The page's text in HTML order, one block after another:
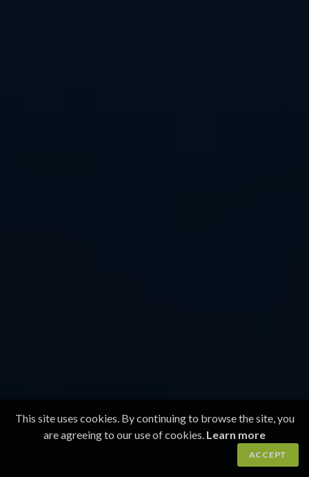
This site uses cookies. By continuing to browse the site, you
are agreeing to our use of cookies. Learn more
ACCEPT